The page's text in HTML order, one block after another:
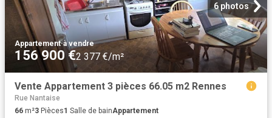
6 photos
Appartement·à vendre
156 900 €2 377 €/m²
Vente Appartement 3 pièces 66.05 m2 Rennes
Rue Nantaise
66 m²3 Pièces1 Salle de bainAppartement